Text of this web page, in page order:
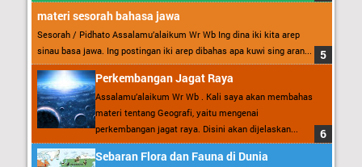
materi sesorah bahasa jawa
Sesorah / Pidhato Assalamu’alaikum Wr Wb Ing dina iki kita arep
sinau basa jawa. Ing postingan iki arep dibahas apa kuwi sing aran...
Perkembangan Jagat Raya
Assalamu’alaikum Wr Wb . Kali saya akan membahas
materi tentang Geografi, yaitu mengenai
perkembangan jagat raya. Disini akan dijelaskan...
Sebaran Flora dan Fauna di Dunia